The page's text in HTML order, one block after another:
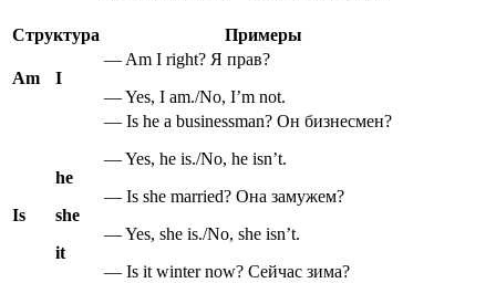
Структура Примеры
Am I
— Am I right? Я прав?
— Yes, I am./No, I’m not.
Is
he
she
it
— Is he a businessman? Он бизнесмен?
— Yes, he is./No, he isn’t.
— Is she married? Она замужем?
— Yes, she is./No, she isn’t.
— Is it winter now? Сейчас зима?